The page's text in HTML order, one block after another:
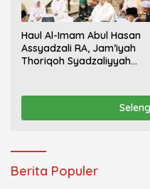
Haul Al-Imam Abul Hasan
Assyadzali RA, Jam’iyah
Thoriqoh Syadzaliyyah
Berita Populer